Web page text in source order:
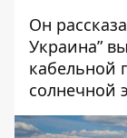
Он
Украина”
кабельной
солнечной